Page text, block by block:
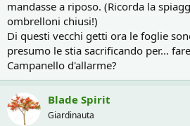
mandasse a riposo. (Ricorda la
ombrelloni chiusi!)
Di questi vecchi getti ora le foglie
presumo le stia sacrificando per...
Campanello d'allarme?
Blade Spirit
Giardinauta